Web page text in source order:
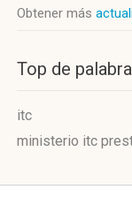
Obtener más
Top de
itc
ministerio itc